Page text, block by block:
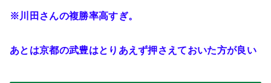
※川田さんの複勝率高すぎ。
あとは京都の武豊はとりあえず押さえておいた方が良い